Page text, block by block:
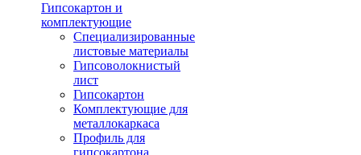
Гипсокартон и
комплектующие
Специализированные
листовые материалы
Гипсоволокнистый
лист
Гипсокартон
Комплектующие для
металлокаркаса
Профиль для